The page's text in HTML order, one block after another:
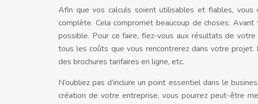
Afin que vos calculs soient utilisables et fiables,
complète. Cela compromet beaucoup de choses.
possible. Pour ce faire, fiez-vous aux résultats de
tous les coûts que vous rencontrerez dans votre
des brochures tarifaires en ligne, etc.
N’oubliez pas d’inclure un point essentiel dans le
création de votre entreprise, vous pourrez peut-être